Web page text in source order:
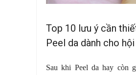
Top 10 lưu ý cần
Peel da dành cho
Sau khi Peel da hay còn